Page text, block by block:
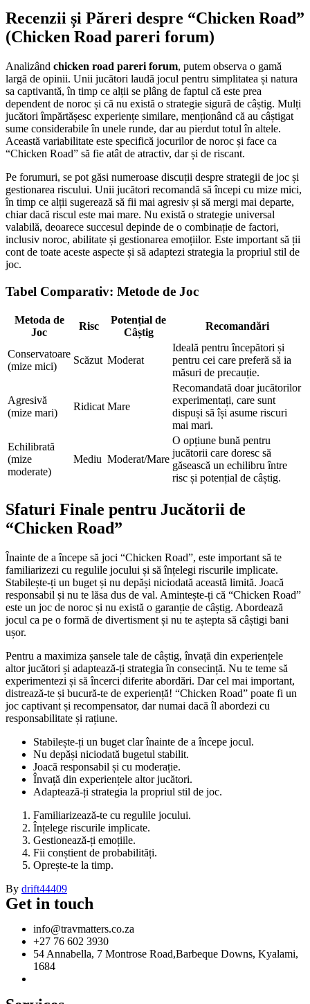
Recenzii și Păreri despre “Chicken Road”
(Chicken Road pareri forum)
Analizând chicken road pareri forum, putem observa o gamă
largă de opinii. Unii jucători laudă jocul pentru simplitatea și natura
sa captivantă, în timp ce alții se plâng de faptul că este prea
dependent de noroc și că nu există o strategie sigură de câștig. Mulți
jucători împărtășesc experiențe similare, menționând că au câștigat
sume considerabile în unele runde, dar au pierdut totul în altele.
Această variabilitate este specifică jocurilor de noroc și face ca
“Chicken Road” să fie atât de atractiv, dar și de riscant.
Pe forumuri, se pot găsi numeroase discuții despre strategii de joc și
gestionarea riscului. Unii jucători recomandă să începi cu mize mici,
în timp ce alții sugerează să fii mai agresiv și să mergi mai departe,
chiar dacă riscul este mai mare. Nu există o strategie universal
valabilă, deoarece succesul depinde de o combinație de factori,
inclusiv noroc, abilitate și gestionarea emoțiilor. Este important să ții
cont de toate aceste aspecte și să adaptezi strategia la propriul stil de
joc.
Tabel Comparativ: Metode de Joc
Metoda de
Joc
Risc
Potențial de
Câștig
Recomandări
Conservatoare
(mize mici)
Scăzut Moderat
Ideală pentru începători și
pentru cei care preferă să ia
măsuri de precauție.
Agresivă
(mize mari)
Ridicat Mare
Recomandată doar jucătorilor
experimentați, care sunt
dispuși să își asume riscuri
mai mari.
Echilibrată
(mize
moderate)
Mediu Moderat/Mare
O opțiune bună pentru
jucătorii care doresc să
găsească un echilibru între
risc și potențial de câștig.
Sfaturi Finale pentru Jucătorii de
“Chicken Road”
Înainte de a începe să joci “Chicken Road”, este important să te
familiarizezi cu regulile jocului și să înțelegi riscurile implicate.
Stabilește-ți un buget și nu depăși niciodată această limită. Joacă
responsabil și nu te lăsa dus de val. Amintește-ți că “Chicken Road”
este un joc de noroc și nu există o garanție de câștig. Abordează
jocul ca pe o formă de divertisment și nu te aștepta să câștigi bani
ușor.
Pentru a maximiza șansele tale de câștig, învață din experiențele
altor jucători și adaptează-ți strategia în consecință. Nu te teme să
experimentezi și să încerci diferite abordări. Dar cel mai important,
distrează-te și bucură-te de experiență! “Chicken Road” poate fi un
joc captivant și recompensator, dar numai dacă îl abordezi cu
responsabilitate și rațiune.
Stabilește-ți un buget clar înainte de a începe jocul.
Nu depăși niciodată bugetul stabilit.
Joacă responsabil și cu moderație.
Învață din experiențele altor jucători.
Adaptează-ți strategia la propriul stil de joc.
Familiarizează-te cu regulile jocului.
Înțelege riscurile implicate.
Gestionează-ți emoțiile.
Fii conștient de probabilități.
Oprește-te la timp.
By drift44409
Get in touch
info@travmatters.co.za
+27 76 602 3930
54 Annabella, 7 Montrose Road,Barbeque Downs, Kyalami,
1684